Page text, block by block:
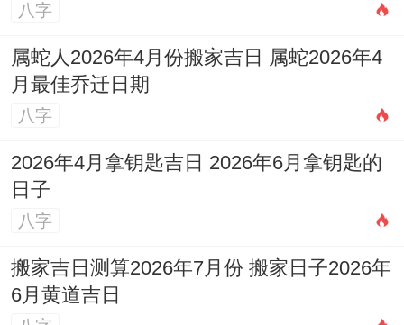
贵人相助，远离小人，人财俱旺。
八字
属蛇人2026年4月份搬家吉日 属蛇2026年4
月最佳乔迁日期
八字
2026年4月拿钥匙吉日 2026年6月拿钥匙的
日子
八字
搬家吉日测算2026年7月份 搬家日子2026年
6月黄道吉日